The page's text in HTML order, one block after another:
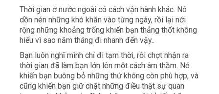
Thời gian ở nước ngoài có cách vận hành khác. Nó
dồn nén những khó khăn vào từng ngày, rồi lại nới
rộng những khoảng trống khiến bạn thảng thốt không
hiểu vì sao năm tháng đi nhanh đến vậy..
Bạn luôn nghĩ mình chỉ đi tạm thời, rồi chợt nhận ra
thời gian đã làm bạn lớn lên một cách âm thầm. Nó
khiến bạn buông bỏ những thứ không còn phù hợp, và
cũng khiến bạn giữ chặt những điều thật sự quan